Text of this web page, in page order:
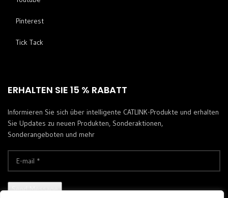
Pinterest
Tick ​​Tack
ERHALTEN SIE 15 % RABATT
Informieren Sie sich über intelligente CATLINK-Produkte und erhalten
Sie Updates zu neuen Produkten, Sonderaktionen,
Sonderangeboten und mehr